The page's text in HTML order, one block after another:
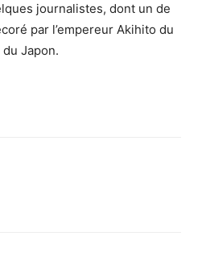
journalistes, dont un de
par l’empereur Akihito du
Japon.